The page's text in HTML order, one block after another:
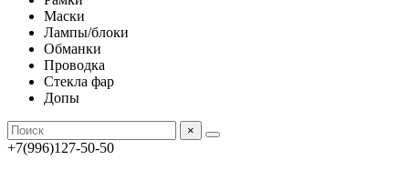
Маски
Лампы/блоки
Обманки
Проводка
Стекла фар
Допы
×
+7(996)127-50-50